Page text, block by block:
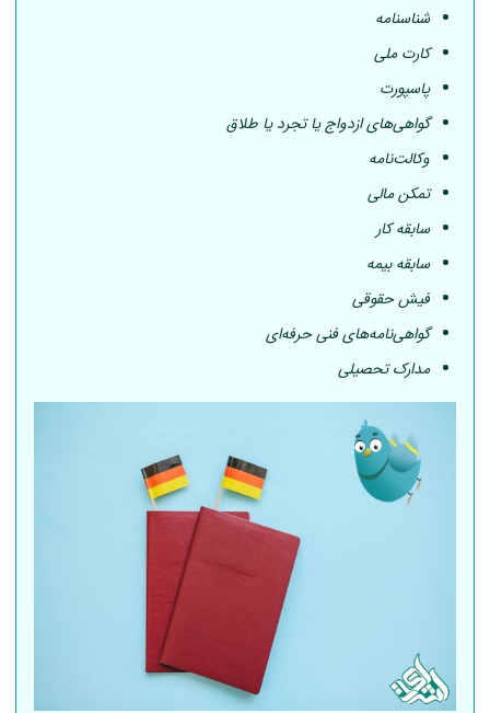
شناسنامه
کارت ملی
پاسپورت
گواهی‌های ازدواج یا تجرد یا طلاق
وکالت‌نامه
تمکن مالی
سابقه کار
سابقه بیمه
فیش حقوقی
گواهی‌نامه‌های فنی حرفه‌ای
مدارک تحصیلی